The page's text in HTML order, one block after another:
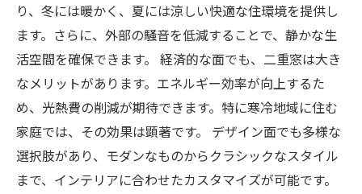
り、冬には暖かく、夏には涼しい快適な住環境を提供し
ます。さらに、外部の騒音を低減することで、静かな生
活空間を確保できます。 経済的な面でも、二重窓は大き
なメリットがあります。エネルギー効率が向上するた
め、光熱費の削減が期待できます。特に寒冷地域に住む
家庭では、その効果は顕著です。 デザイン面でも多様な
選択肢があり、モダンなものからクラシックなスタイル
まで、インテリアに合わせたカスタマイズが可能です。